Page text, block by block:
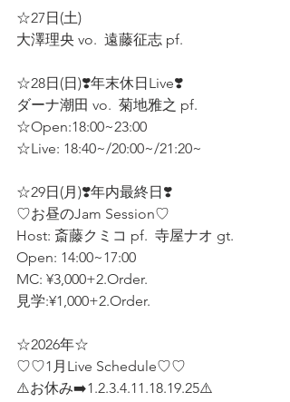
☆27日(土)
大澤理央 vo.  遠藤征志 pf.
☆28日(日)❣️年末休日Live❣️
ダーナ潮田 vo.  菊地雅之 pf.
☆Open:18:00~23:00
☆Live: 18:40~/20:00~/21:20~
☆29日(月)❣️年内最終日❣️
♡お昼のJam Session♡
Host: 斎藤クミコ pf.  寺屋ナオ gt.
Open: 14:00~17:00
MC: ¥3,000+2.Order.
見学:¥1,000+2.Order.
☆2026年☆
♡♡1月Live Schedule♡♡
⚠️お休み➡️1.2.3.4.11.18.19.25⚠️